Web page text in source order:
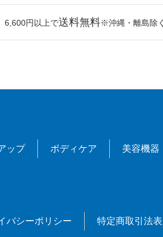
6,600円以上で送料無料※沖縄・離島除く
ップ ボディケア 美容機器
バシーポリシー 特定商取引法